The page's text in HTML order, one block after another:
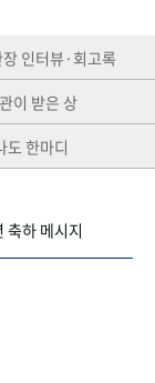
인터뷰·회고록
이 받은 상
도 한마디
축하 메시지